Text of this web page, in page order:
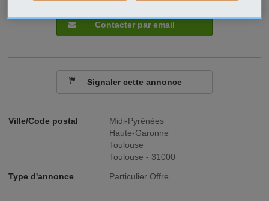
Ville/Code postal
Midi-Pyrénées
Haute-Garonne
Toulouse
Toulouse - 31000
Type d'annonce Particulier Offre
Contacter par email
Signaler cette annonce